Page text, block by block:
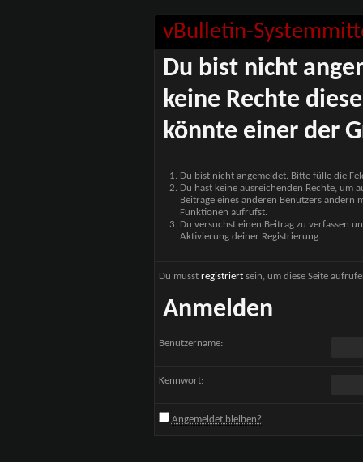
vBulletin-
Du bist nicht
keine Rechte
könnte einer der
Du bist nicht angemeldet. Bitte fülle die
Du hast keine ausreichenden Rechte, um
Beiträge eines anderen Benutzers
Funktionen aufrufst.
Du versuchst einen Beitrag zu verfassen
Aktivierung deiner Registrierung.
Du musst registriertsein, um diese Seite
Anmelden
Benutzername:
Kennwort:
Angemeldet bleiben?